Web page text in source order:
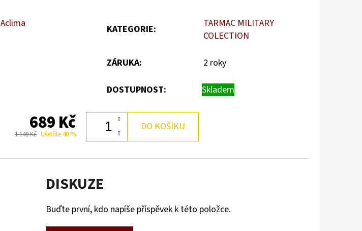
Aclima KATEGORIE:
TARMAC MILITARY
COLECTION
ZÁRUKA: 2 roky
DOSTUPNOST: Skladem
689 Kč
1 149 Kč Ušetříte 40 %
DO KOŠÍKU
DISKUZE
Buďte první, kdo napíše příspěvek k této položce.